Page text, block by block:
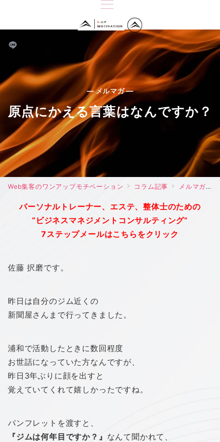
— メルマガ —
原点にかえる言葉はなんですか？
Web集客のワンアップモチベーション コラム記事 メルマガ
パーソナルトレーナー、エステ、整体士のための
“ビジネスマネジメントコンサルティング”
7ステップメールはこちらをクリック
佐藤 択磨です。
昨日は自分のジム近くの
新聞屋さんまで行ってきました。
浦和で活動したときに数回程度
お世話になっていた方なんですが、
昨日3年ぶりに顔を出すと
覚えていてくれて嬉しかったですね。
パンフレットを渡すと、
『ジムは何年目ですか？』 なんて聞かれて、